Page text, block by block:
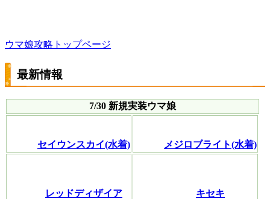
ウマ娘攻略トップページ
最新情報
7/30 新規実装ウマ娘
セイウンスカイ(水着) メジロブライト(水着)
レッドディザイア キセキ